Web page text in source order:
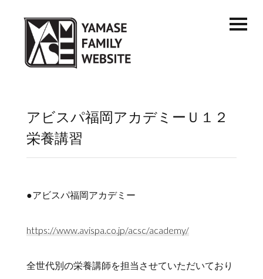
アビスパ福岡アカデミーＵ１２
栄養講習
●アビスパ福岡アカデミー
https://www.avispa.co.jp/acsc/academy/
全世代別の栄養講師を担当させていただいており